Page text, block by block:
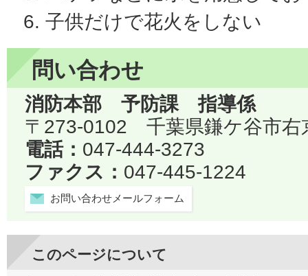
子供だけで花火をしない
問い合わせ
消防本部 予防課 指導係
〒273-0102 千葉県鎌ケ谷市右
電話： 047-444-3273
ファクス： 047-445-1224
お問い合わせメールフォーム
このページについて